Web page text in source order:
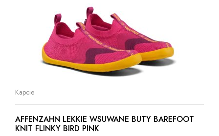
Kapcie
AFFENZAHN LEKKIE WSUWANE BUTY BAREFOOT
KNIT FLINKY BIRD PINK